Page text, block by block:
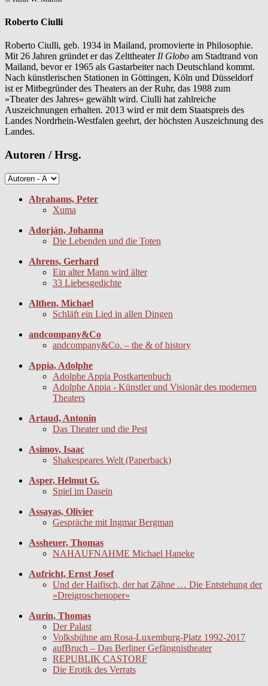
Roberto Ciulli
Roberto Ciulli, geb. 1934 in Mailand, promovierte in Philosophie.
Mit 26 Jahren gründet er das Zelttheater Il Globo am Stadtrand von
Mailand, bevor er 1965 als Gastarbeiter nach Deutschland kommt.
Nach künstlerischen Stationen in Göttingen, Köln und Düsseldorf
ist er Mitbegründer des Theaters an der Ruhr, das 1988 zum
»Theater des Jahres« gewählt wird. Ciulli hat zahlreiche
Auszeichnungen erhalten. 2013 wird er mit dem Staatspreis des
Landes Nordrhein-Westfalen geehrt, der höchsten Auszeichnung des
Landes.
Autoren / Hrsg.
Abrahams, Peter
Xuma
Adorján, Johanna
Die Lebenden und die Toten
Ahrens, Gerhard
Ein alter Mann wird älter
33 Liebesgedichte
Althen, Michael
Schläft ein Lied in allen Dingen
andcompany&Co
andcompany&Co. – the & of history
Appia, Adolphe
Adolphe Appia Postkartenbuch
Adolphe Appia - Künstler und Visionär des modernen
Theaters
Artaud, Antonin
Das Theater und die Pest
Asimov, Isaac
Shakespeares Welt (Paperback)
Asper, Helmut G.
Spiel im Dasein
Assayas, Olivier
Gespräche mit Ingmar Bergman
Assheuer, Thomas
NAHAUFNAHME Michael Haneke
Aufricht, Ernst Josef
Und der Haifisch, der hat Zähne … Die Entstehung der
»Dreigroschenoper«
Aurin, Thomas
Der Palast
Volksbühne am Rosa-Luxemburg-Platz 1992-2017
aufBruch – Das Berliner Gefängnistheater
REPUBLIK CASTORF
Die Erotik des Verrats